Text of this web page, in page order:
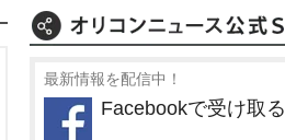
最新情報を配信中！
Facebookで受け取る